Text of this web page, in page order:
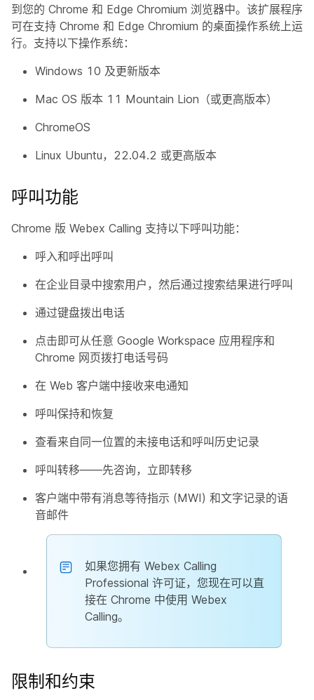
到您的 Chrome 和 Edge Chromium 浏览器中。该扩展程序
可在支持 Chrome 和 Edge Chromium 的桌面操作系统上运
行。支持以下操作系统：
Windows 10 及更新版本
Mac OS 版本 11 Mountain Lion（或更高版本）
ChromeOS
Linux Ubuntu，22.04.2 或更高版本
呼叫功能
Chrome 版 Webex Calling 支持以下呼叫功能：
呼入和呼出呼叫
在企业目录中搜索用户，然后通过搜索结果进行呼叫
通过键盘拨出电话
点击即可从任意 Google Workspace 应用程序和
Chrome 网页拨打电话号码
在 Web 客户端中接收来电通知
呼叫保持和恢复
查看来自同一位置的未接电话和呼叫历史记录
呼叫转移——先咨询，立即转移
客户端中带有消息等待指示 (MWI) 和文字记录的语
音邮件
如果您拥有 Webex Calling
Professional 许可证，您现在可以直
接在 Chrome 中使用 Webex
Calling。
限制和约束